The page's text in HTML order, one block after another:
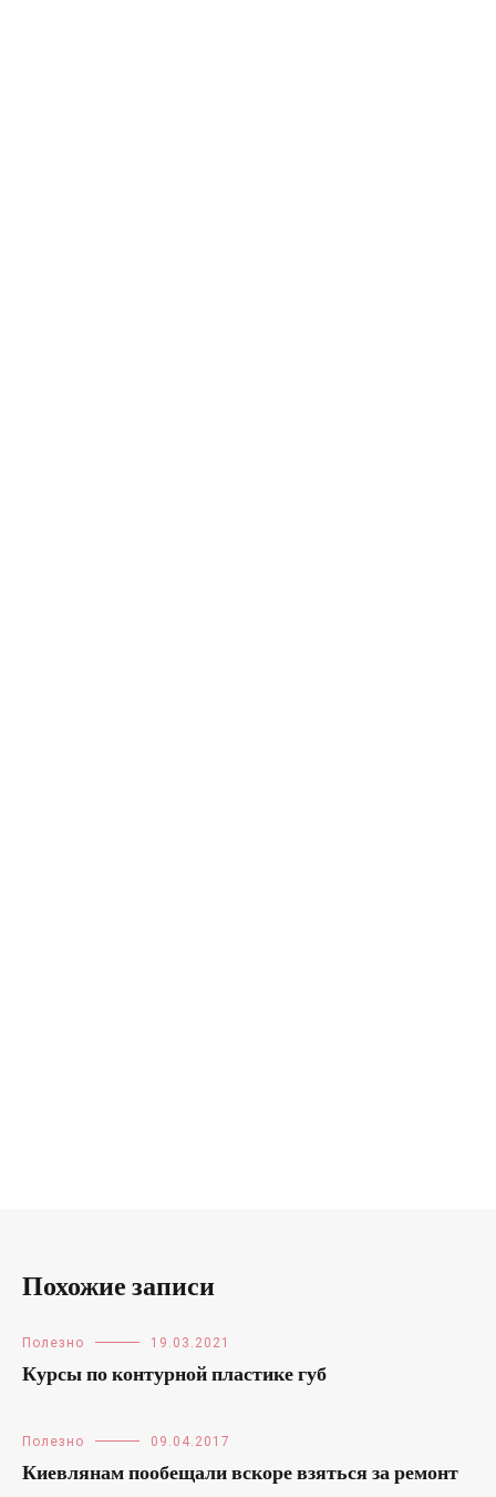
Похожие записи
Полезно 19.03.2021
Курсы по контурной пластике губ
Полезно 09.04.2017
Киевлянам пообещали вскоре взяться за ремонт